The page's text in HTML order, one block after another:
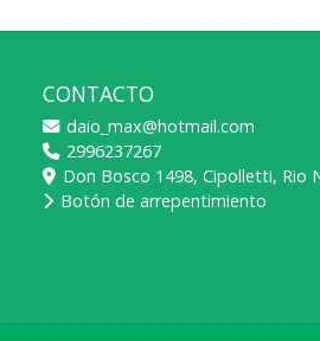
CONTACTO
daio_max@hotmail.com
2996237267
Don Bosco 1498, Cipolletti, Rio
Botón de arrepentimiento